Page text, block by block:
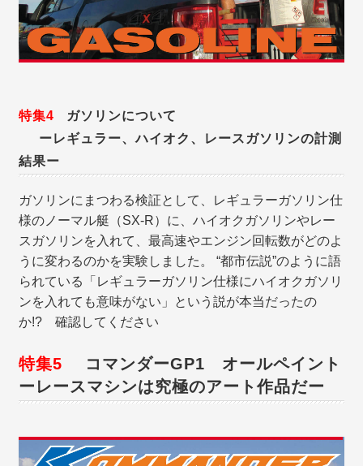
特集4 ガソリンについて
ーレギュラー、ハイオク、レースガソリンの計測
結果ー
ガソリンにまつわる検証として、レギュラーガソリン仕
様のノーマル艇（SX-R）に、ハイオクガソリンやレー
スガソリンを入れて、最高速やエンジン回転数がどのよ
うに変わるのかを実験しました。 “都市伝説”のように語
られている「レギュラーガソリン仕様にハイオクガソリ
ンを入れても意味がない」という説が本当だったの
か!? 確認してください
特集5 コマンダーGP1 オールペイント
ーレースマシンは究極のアート作品だー